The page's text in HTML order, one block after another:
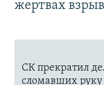
жертвах